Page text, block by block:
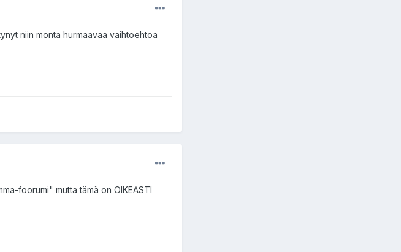
niin monta hurmaavaa vaihtoehtoa
foorumi" mutta tämä on OIKEASTI